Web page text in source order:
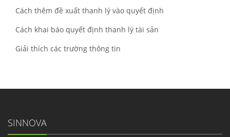
Cách thêm đề xuất thanh lý vào quyết định
Cách khai báo quyết định thanh lý tài sản
Giải thích các trường thông tin
SINNOVA